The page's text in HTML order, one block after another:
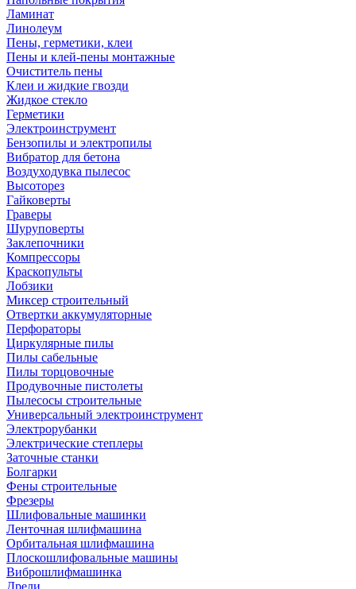
Ламинат
Линолеум
Пены, герметики, клеи
Пены и клей-пены монтажные
Очиститель пены
Клеи и жидкие гвозди
Жидкое стекло
Герметики
Электроинструмент
Бензопилы и электропилы
Вибратор для бетона
Воздуходувка пылесос
Высоторез
Гайковерты
Граверы
Шуруповерты
Заклепочники
Компрессоры
Краскопульты
Лобзики
Миксер строительный
Отвертки аккумуляторные
Перфораторы
Циркулярные пилы
Пилы сабельные
Пилы торцовочные
Продувочные пистолеты
Пылесосы строительные
Универсальный электроинструмент
Электрорубанки
Электрические степлеры
Заточные станки
Болгарки
Фены строительные
Фрезеры
Шлифовальные машинки
Ленточная шлифмашина
Орбитальная шлифмашина
Плоскошлифовальные машины
Виброшлифмашинка
Дрели